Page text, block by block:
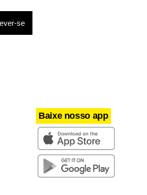
Baixe nosso app